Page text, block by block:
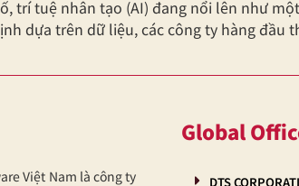
trí tuệ nhân tạo (AI) đang nổi lên như
dựa trên dữ liệu, các công ty hàng đầu
Việt Nam là công ty
Global
DTS